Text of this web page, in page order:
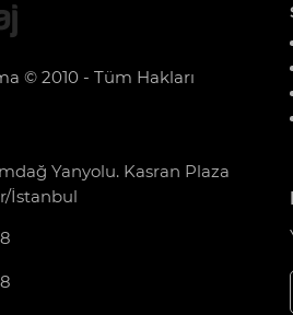
© 2010 - Tüm Hakları
Yanyolu. Kasran Plaza
İstanbul